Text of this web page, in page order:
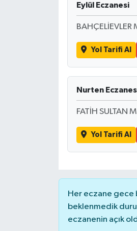
Eylül Eczanesi
BAHÇELİEVLER
Yol Tarifi Al
Nurten
FATİH SULTAN
Yol Tarifi Al
Her eczane gece
beklenmedik
eczanenin açık